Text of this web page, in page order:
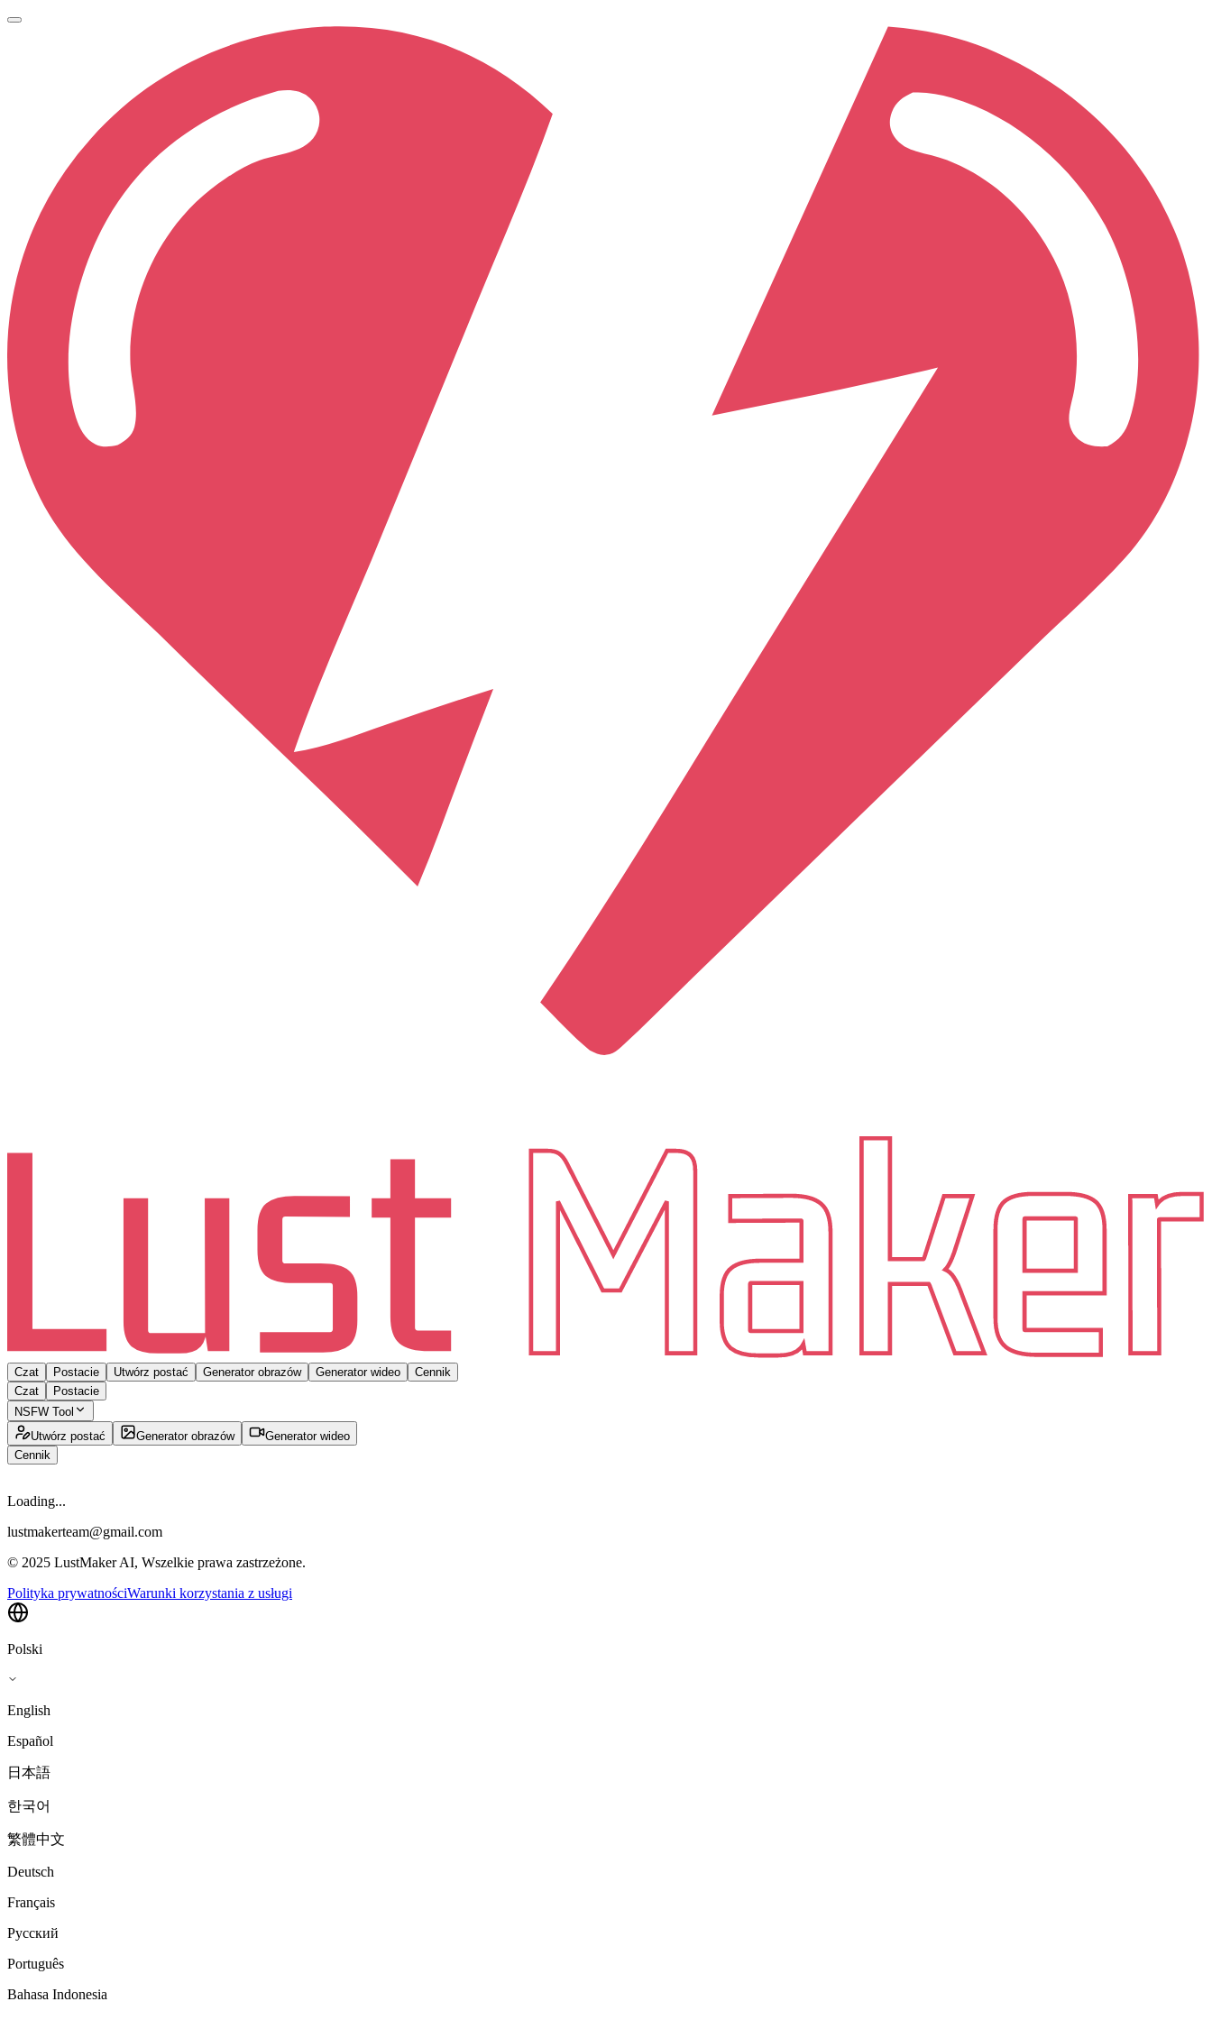
Czat Postacie Utwórz postać Generator obrazów Generator wideo
Cennik
Czat
Postacie
NSFW Tool
Utwórz postać
Generator obrazów
Generator wideo
Cennik
Loading...
lustmakerteam@gmail.com
© 2025 LustMaker AI, Wszelkie prawa zastrzeżone.
Polityka prywatnościWarunki korzystania z usługi
Polski
English
Español
日本語
한국어
繁體中文
Deutsch
Français
Русский
Português
Bahasa Indonesia